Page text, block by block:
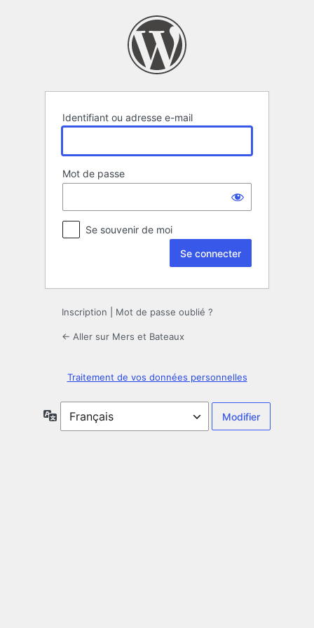
Identifiant ou adresse e-mail
Mot de passe
Se souvenir de moi
Inscription Mot de passe oublié ?
← Aller sur Mers et Bateaux
Traitement de vos données personnelles
Langue